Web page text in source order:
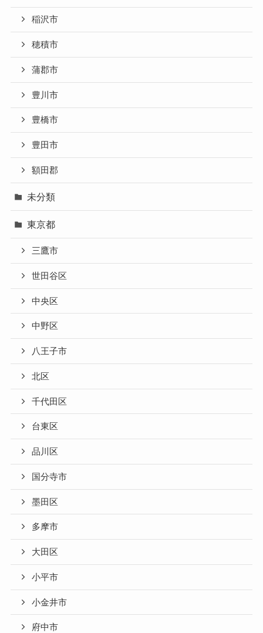
稲沢市
穂積市
蒲郡市
豊川市
豊橋市
豊田市
額田郡
未分類
東京都
三鷹市
世田谷区
中央区
中野区
八王子市
北区
千代田区
台東区
品川区
国分寺市
墨田区
多摩市
大田区
小平市
小金井市
府中市